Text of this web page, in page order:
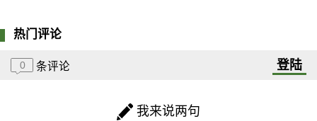
热门评论
0 条评论 登陆
我来说两句